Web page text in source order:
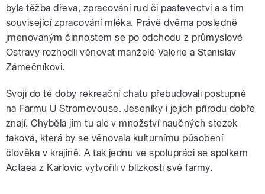
byla těžba dřeva, zpracování rud či pastevectví a s tím
související zpracování mléka. Právě dvěma posledně
jmenovaným činnostem se po odchodu z průmyslové
Ostravy rozhodli věnovat manželé Valerie a Stanislav
Zámečníkovi.
Svoji do té doby rekreační chatu přebudovali postupně
na Farmu U Stromovouse. Jeseníky i jejich přírodu dobře
znají. Chyběla jim tu ale v množství naučných stezek
taková, která by se věnovala kulturnímu působení
člověka v krajině. A tak jednu ve spolupráci se spolkem
Actaea z Karlovic vytvořili v blízkosti své farmy.